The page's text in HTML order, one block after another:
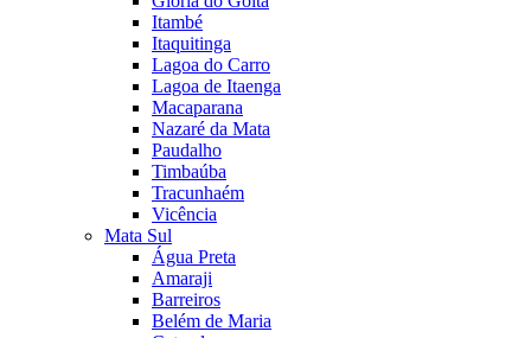
Itambé
Itaquitinga
Lagoa do Carro
Lagoa de Itaenga
Macaparana
Nazaré da Mata
Paudalho
Timbaúba
Tracunhaém
Vicência
Mata Sul
Água Preta
Amaraji
Barreiros
Belém de Maria